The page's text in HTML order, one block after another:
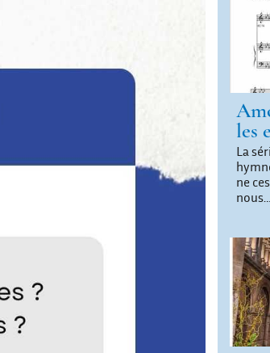
les
La
ne
nous…